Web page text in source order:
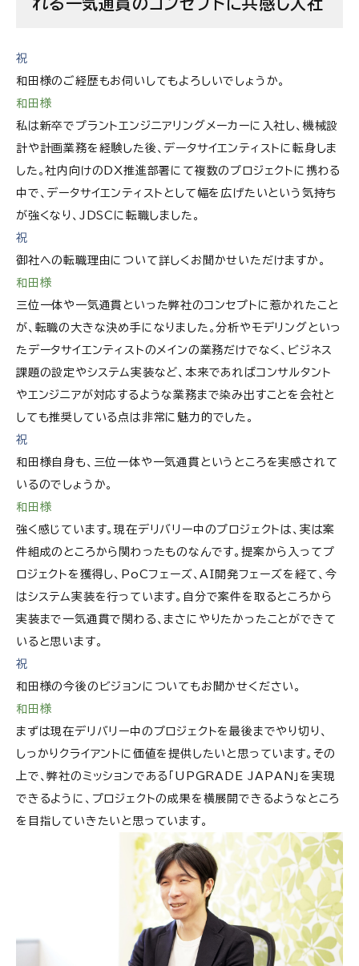
れる一気通貫のコンセプトに共感し入社
祝
和田様のご経歴もお伺いしてもよろしいでしょうか。
和田様
私は新卒でプラントエンジニアリングメーカーに入社し、機械設
計や計画業務を経験した後、データサイエンティストに転身しま
した。社内向けのDX推進部署にて複数のプロジェクトに携わる
中で、データサイエンティストとして幅を広げたいという気持ち
が強くなり、JDSCに転職しました。
祝
御社への転職理由について詳しくお聞かせいただけますか。
和田様
三位一体や一気通貫といった弊社のコンセプトに惹かれたこと
が、転職の大きな決め手になりました。分析やモデリングといっ
たデータサイエンティストのメインの業務だけでなく、ビジネス
課題の設定やシステム実装など、本来であればコンサルタント
やエンジニアが対応するような業務まで染み出すことを会社と
しても推奨している点は非常に魅力的でした。
祝
和田様自身も、三位一体や一気通貫というところを実感されて
いるのでしょうか。
和田様
強く感じています。現在デリバリー中のプロジェクトは、実は案
件組成のところから関わったものなんです。提案から入ってプ
ロジェクトを獲得し、PoCフェーズ、AI開発フェーズを経て、今
はシステム実装を行っています。自分で案件を取るところから
実装まで一気通貫で関わる、まさにやりたかったことができて
いると思います。
祝
和田様の今後のビジョンについてもお聞かせください。
和田様
まずは現在デリバリー中のプロジェクトを最後までやり切り、
しっかりクライアントに価値を提供したいと思っています。その
上で、弊社のミッションである「UPGRADE JAPAN」を実現
できるように、プロジェクトの成果を横展開できるようなところ
を目指していきたいと思っています。